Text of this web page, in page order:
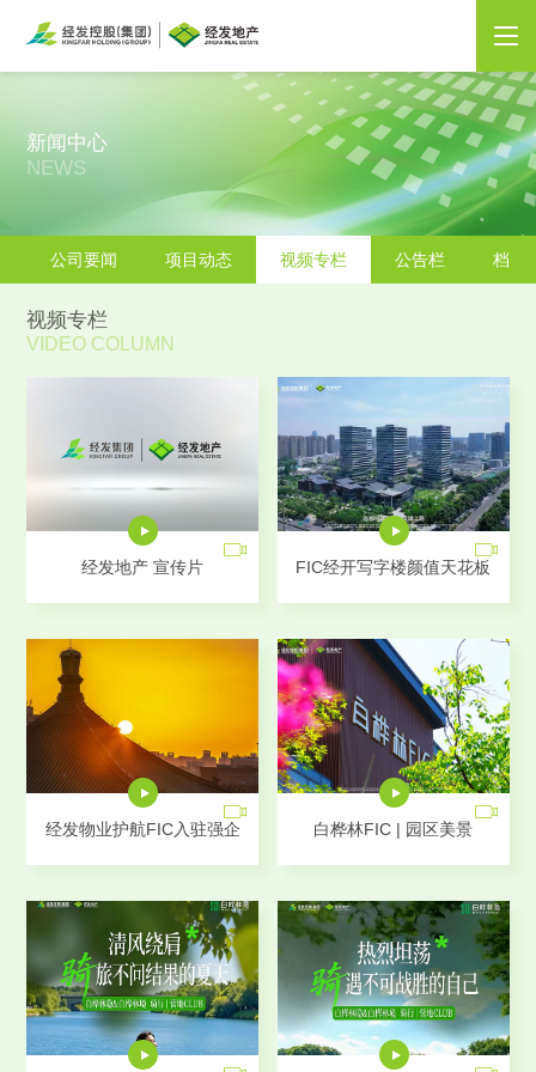
新闻中心
NEWS
公司要闻 项目动态 视频专栏 公告栏 档案
视频专栏
VIDEO COLUMN
经发地产 宣传片 FIC经开写字楼颜值天花板
经发物业护航FIC入驻强企 白桦林FIC | 园区美景